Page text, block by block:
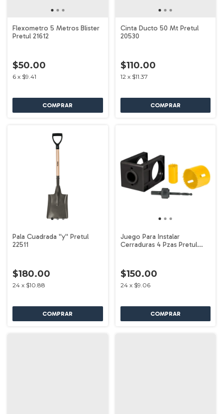
Flexometro 5 Metros Blister
Pretul 21612
$50.00
6 x $9.41
Cinta Ducto 50 Mt Pretul
20530
$110.00
12 x $11.37
Pala Cuadrada ''y'' Pretul
22511
$180.00
24 x $10.88
Juego Para Instalar
Cerraduras 4 Pzas Pretul
$150.00
24 x $9.06